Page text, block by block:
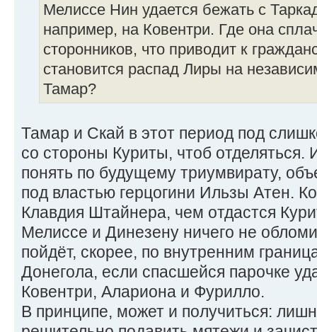
Мелиссе Нин удается бежать с
например, на Ковентри. Где она
сторонников, что приводит к
становится распад Лиры на
Тамар?
Тамар и Скай в этот период под
со стороны Куриты, чтоб отделяться.
понять по будущему триумвирату,
под властью герцогини Ильзы Атен.
Клавдия Штайнера, чем отдастся
Мелиссе и Динезену ничего не
пойдёт, скорее, по внутренним
Донегола, если спасшейся парочке
Ковентри, Алариона и Фурилло.
В принципе, может и получиться: